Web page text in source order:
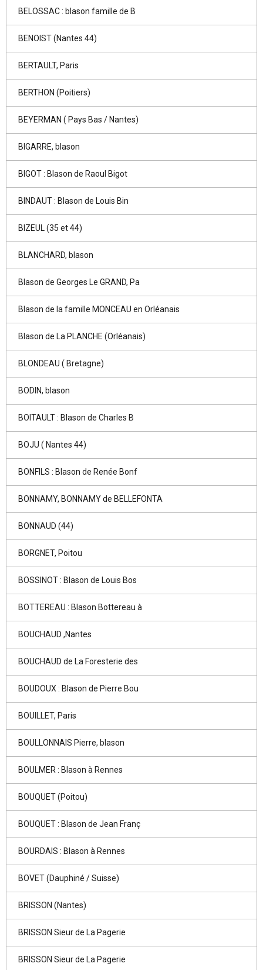
BELOSSAC : blason famille de B
BENOIST (Nantes 44)
BERTAULT, Paris
BERTHON (Poitiers)
BEYERMAN ( Pays Bas / Nantes)
BIGARRE, blason
BIGOT : Blason de Raoul Bigot
BINDAUT : Blason de Louis Bin
BIZEUL (35 et 44)
BLANCHARD, blason
Blason de Georges Le GRAND, Pa
Blason de la famille MONCEAU en Orléanais
Blason de La PLANCHE (Orléanais)
BLONDEAU ( Bretagne)
BODIN, blason
BOITAULT : Blason de Charles B
BOJU ( Nantes 44)
BONFILS : Blason de Renée Bonf
BONNAMY, BONNAMY de BELLEFONTA
BONNAUD (44)
BORGNET, Poitou
BOSSINOT : Blason de Louis Bos
BOTTEREAU : Blason Bottereau à
BOUCHAUD ,Nantes
BOUCHAUD de La Foresterie des
BOUDOUX : Blason de Pierre Bou
BOUILLET, Paris
BOULLONNAIS Pierre, blason
BOULMER : Blason à Rennes
BOUQUET (Poitou)
BOUQUET : Blason de Jean Franç
BOURDAIS : Blason à Rennes
BOVET (Dauphiné / Suisse)
BRISSON (Nantes)
BRISSON Sieur de La Pagerie
BRISSON Sieur de La Pagerie